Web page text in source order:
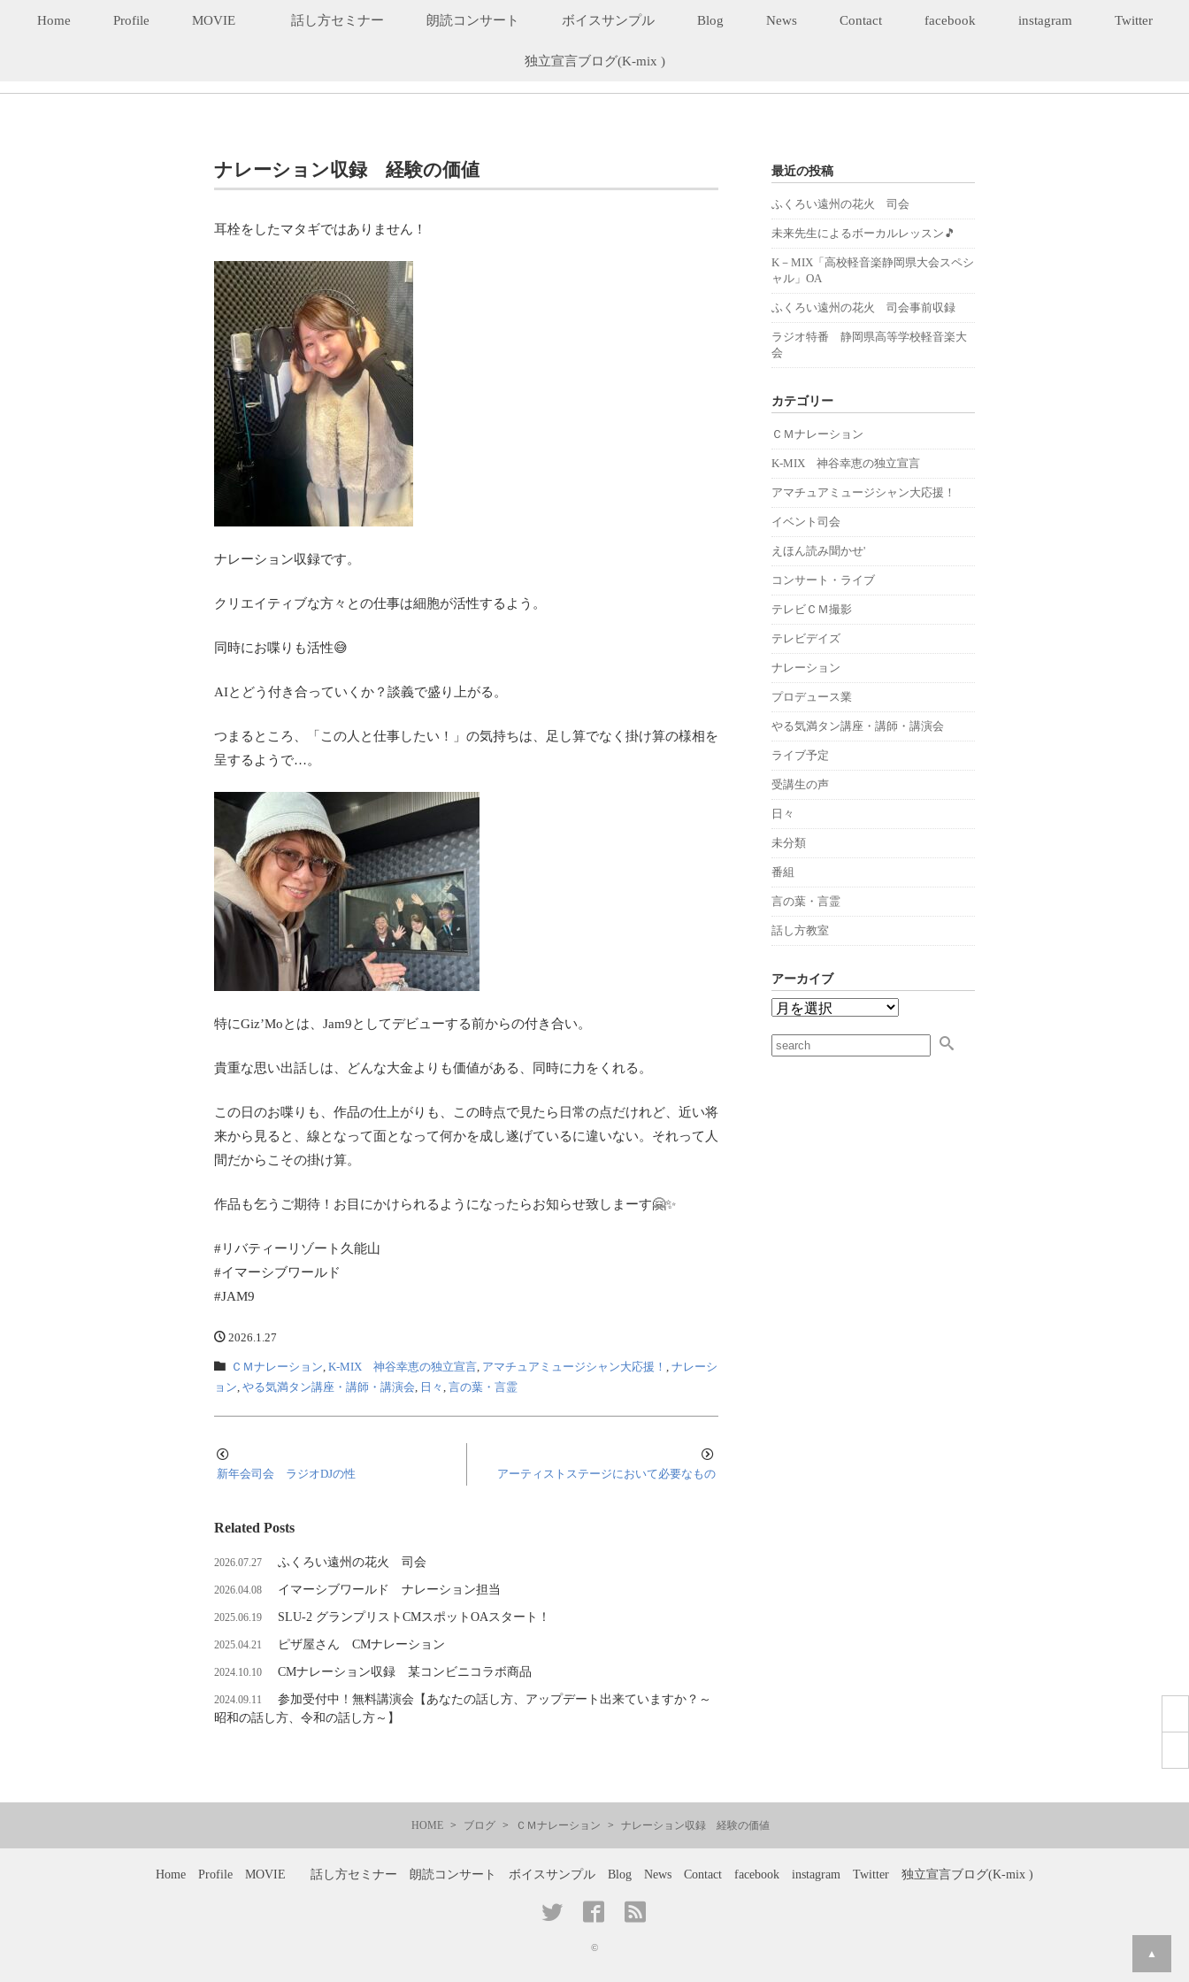
Home Profile MOVIE 話し方セミナー 朗読コンサート ボイスサンプル Blog News Contact facebook instagram Twitter
独立宣言ブログ(K-mix )
ナレーション収録 経験の価値
耳栓をしたマタギではありません！
ナレーション収録です。
クリエイティブな方々との仕事は細胞が活性するよう。
同時にお喋りも活性😅
AIとどう付き合っていくか？談義で盛り上がる。
つまるところ、「この人と仕事したい！」の気持ちは、足し算でなく掛け算の様相を
呈するようで…。
特にGiz’Moとは、Jam9としてデビューする前からの付き合い。
貴重な思い出話しは、どんな大金よりも価値がある、同時に力をくれる。
この日のお喋りも、作品の仕上がりも、この時点で見たら日常の点だけれど、近い将
来から見ると、線となって面となって何かを成し遂げているに違いない。それって人
間だからこその掛け算。
作品も乞うご期待！お目にかけられるようになったらお知らせ致しまーす🤗✨
#リバティーリゾート久能山
#イマーシブワールド
#JAM9
2026.1.27
ＣＭナレーション, K-MIX 神谷幸恵の独立宣言, アマチュアミュージシャン大応援！ , ナレーシ
ョン, やる気満タン講座・講師・講演会, 日々 , 言の葉・言霊
新年会司会 ラジオDJの性 アーティストステージにおいて必要なもの
Related Posts
2026.07.27 ふくろい遠州の花火 司会
2026.04.08 イマーシブワールド ナレーション担当
2025.06.19 SLU-2 グランプリストCMスポットOAスタート！
2025.04.21 ピザ屋さん CMナレーション
2024.10.10 CMナレーション収録 某コンビニコラボ商品
2024.09.11
参加受付中！無料講演会【あなたの話し方、アップデート出来ていますか？～
昭和の話し方、令和の話し方～】
最近の投稿
ふくろい遠州の花火 司会
未来先生によるボーカルレッスン🎵
K－MIX「高校軽音楽静岡県大会スペシ
ャル」OA
ふくろい遠州の花火 司会事前収録
ラジオ特番 静岡県高等学校軽音楽大
会
カテゴリー
ＣＭナレーション
K-MIX 神谷幸恵の独立宣言
アマチュアミュージシャン大応援！
イベント司会
えほん読み聞かせ'
コンサート・ライブ
テレビＣＭ撮影
テレビデイズ
ナレーション
プロデュース業
やる気満タン講座・講師・講演会
ライブ予定
受講生の声
日々
未分類
番組
言の葉・言霊
話し方教室
アーカイブ
HOME ブログ ＣＭナレーション ナレーション収録 経験の価値
Home Profile MOVIE 話し方セミナー 朗読コンサート ボイスサンプル Blog News Contact facebook instagram Twitter 独立宣言ブログ(K-mix )
© ▲